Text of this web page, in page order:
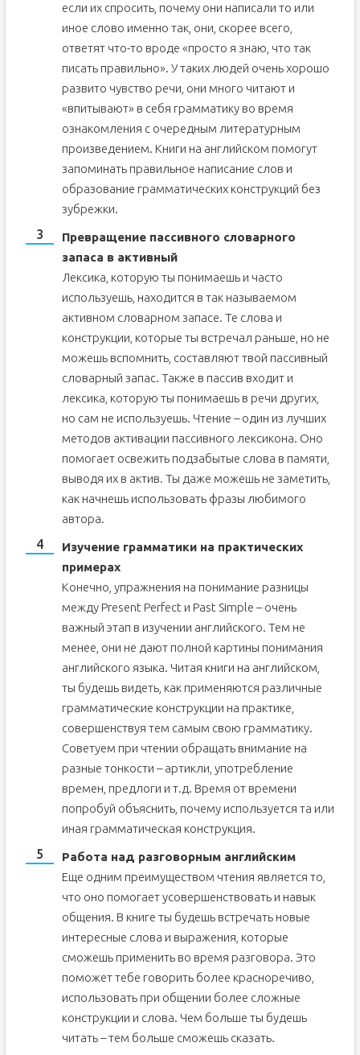
если их спросить, почему они написали то или
иное слово именно так, они, скорее всего,
ответят что-то вроде «просто я знаю, что так
писать правильно». У таких людей очень хорошо
развито чувство речи, они много читают и
«впитывают» в себя грамматику во время
ознакомления с очередным литературным
произведением. Книги на английском помогут
запоминать правильное написание слов и
образование грамматических конструкций без
зубрежки.
Превращение пассивного словарного
запаса в активный
Лексика, которую ты понимаешь и часто
используешь, находится в так называемом
активном словарном запасе. Те слова и
конструкции, которые ты встречал раньше, но не
можешь вспомнить, составляют твой пассивный
словарный запас. Также в пассив входит и
лексика, которую ты понимаешь в речи других,
но сам не используешь. Чтение – один из лучших
методов активации пассивного лексикона. Оно
помогает освежить подзабытые слова в памяти,
выводя их в актив. Ты даже можешь не заметить,
как начнешь использовать фразы любимого
автора.
Изучение грамматики на практических
примерах
Конечно, упражнения на понимание разницы
между Present Perfect и Past Simple – очень
важный этап в изучении английского. Тем не
менее, они не дают полной картины понимания
английского языка. Читая книги на английском,
ты будешь видеть, как применяются различные
грамматические конструкции на практике,
совершенствуя тем самым свою грамматику.
Советуем при чтении обращать внимание на
разные тонкости – артикли, употребление
времен, предлоги и т.д. Время от времени
попробуй объяснить, почему используется та или
иная грамматическая конструкция.
Работа над разговорным английским
Еще одним преимуществом чтения является то,
что оно помогает усовершенствовать и навык
общения. В книге ты будешь встречать новые
интересные слова и выражения, которые
сможешь применить во время разговора. Это
поможет тебе говорить более красноречиво,
использовать при общении более сложные
конструкции и слова. Чем больше ты будешь
читать – тем больше сможешь сказать.